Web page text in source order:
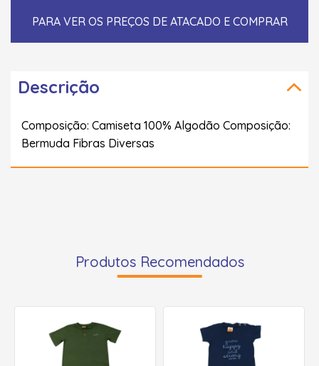
PARA VER OS PREÇOS DE ATACADO E COMPRAR
Descrição
Composição: Camiseta 100% Algodão Composição:
Bermuda Fibras Diversas
Produtos Recomendados